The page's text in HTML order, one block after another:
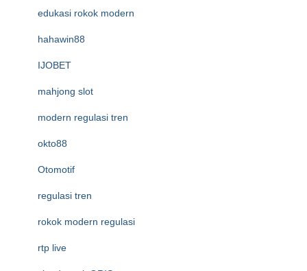
edukasi rokok modern
hahawin88
IJOBET
mahjong slot
modern regulasi tren
okto88
Otomotif
regulasi tren
rokok modern regulasi
rtp live